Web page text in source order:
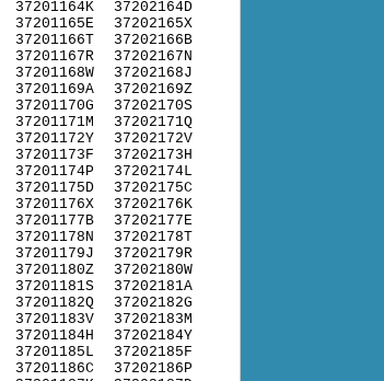
37201164K
37201165E
37201166T
37201167R
37201168W
37201169A
37201170G
37201171M
37201172Y
37201173F
37201174P
37201175D
37201176X
37201177B
37201178N
37201179J
37201180Z
37201181S
37201182Q
37201183V
37201184H
37201185L
37201186C
37202164D
37202165X
37202166B
37202167N
37202168J
37202169Z
37202170S
37202171Q
37202172V
37202173H
37202174L
37202175C
37202176K
37202177E
37202178T
37202179R
37202180W
37202181A
37202182G
37202183M
37202184Y
37202185F
37202186P